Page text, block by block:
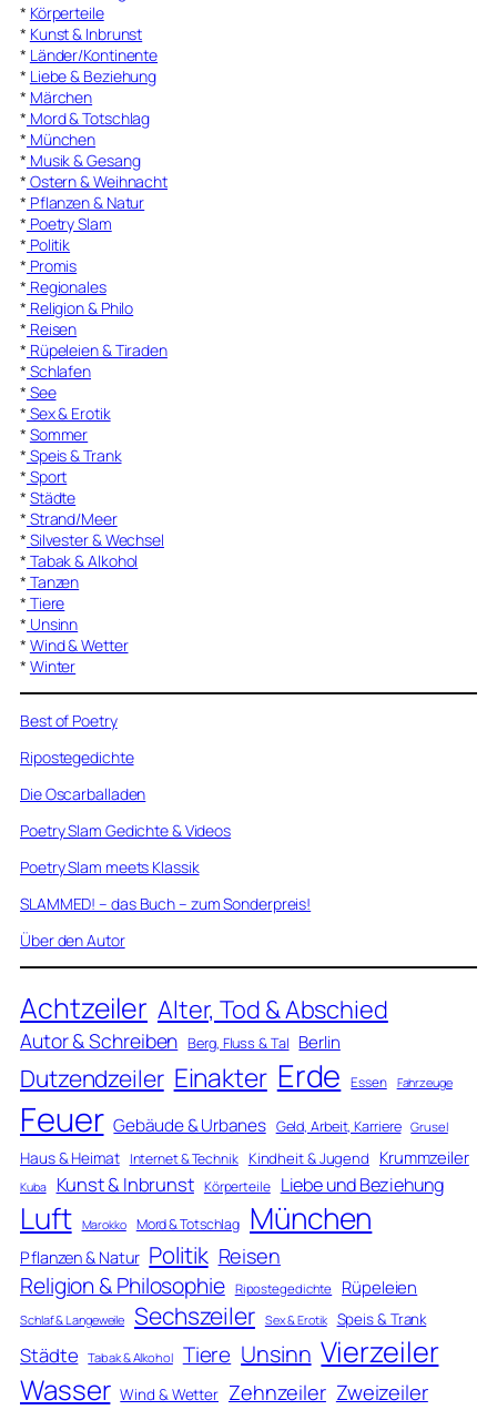
* Körperteile
* Kunst & Inbrunst
* Länder/Kontinente
* Liebe & Beziehung
* Märchen
* Mord & Totschlag
* München
* Musik & Gesang
* Ostern & Weihnacht
* Pflanzen & Natur
* Poetry Slam
* Politik
* Promis
* Regionales
* Religion & Philo
* Reisen
* Rüpeleien & Tiraden
* Schlafen
* See
* Sex & Erotik
* Sommer
* Speis & Trank
* Sport
* Städte
* Strand/Meer
* Silvester & Wechsel
* Tabak & Alkohol
* Tanzen
* Tiere
* Unsinn
* Wind & Wetter
* Winter
Best of Poetry
Ripostegedichte
Die Oscarballaden
Poetry Slam Gedichte & Videos
Poetry Slam meets Klassik
SLAMMED! – das Buch – zum Sonderpreis!
Über den Autor
Achtzeiler Alter, Tod & Abschied
Autor & Schreiben Berg, Fluss & Tal Berlin
Dutzendzeiler Einakter Erde Essen Fahrzeuge
Feuer Gebäude & Urbanes Geld, Arbeit, Karriere Grusel
Haus & Heimat Internet & Technik Kindheit & Jugend Krummzeiler
Kuba Kunst & Inbrunst Körperteile Liebe und Beziehung
Luft Marokko Mord & Totschlag München
Pflanzen & Natur Politik Reisen
Religion & Philosophie Ripostegedichte Rüpeleien
Schlaf & Langeweile Sechszeiler Sex & Erotik Speis & Trank
Städte Tabak & Alkohol Tiere Unsinn Vierzeiler
Wasser Wind & Wetter Zehnzeiler Zweizeiler